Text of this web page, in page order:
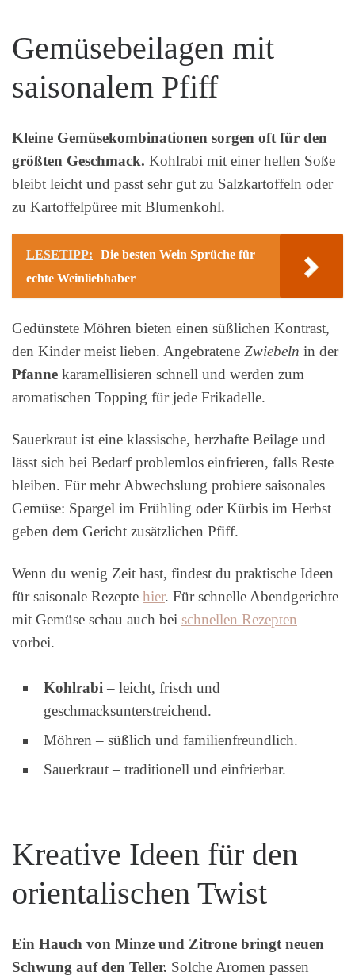
Gemüsebeilagen mit
saisonalem Pfiff
Kleine Gemüsekombinationen sorgen oft für den
größten Geschmack. Kohlrabi mit einer hellen Soße
bleibt leicht und passt sehr gut zu Salzkartoffeln oder
zu Kartoffelpüree mit Blumenkohl.
LESETIPP:
Die besten Wein Sprüche für
echte Weinliebhaber
Gedünstete Möhren bieten einen süßlichen Kontrast,
den Kinder meist lieben. Angebratene Zwiebeln in der
Pfanne karamellisieren schnell und werden zum
aromatischen Topping für jede Frikadelle.
Sauerkraut ist eine klassische, herzhafte Beilage und
lässt sich bei Bedarf problemlos einfrieren, falls Reste
bleiben. Für mehr Abwechslung probiere saisonales
Gemüse: Spargel im Frühling oder Kürbis im Herbst
geben dem Gericht zusätzlichen Pfiff.
Wenn du wenig Zeit hast, findest du praktische Ideen
für saisonale Rezepte hier. Für schnelle Abendgerichte
mit Gemüse schau auch bei schnellen Rezepten
vorbei.
Kohlrabi – leicht, frisch und
geschmacksunterstreichend.
Möhren – süßlich und familienfreundlich.
Sauerkraut – traditionell und einfrierbar.
Kreative Ideen für den
orientalischen Twist
Ein Hauch von Minze und Zitrone bringt neuen
Schwung auf den Teller. Solche Aromen passen